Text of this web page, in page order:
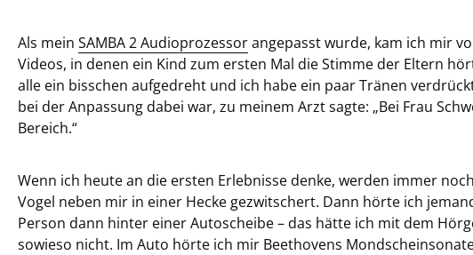
Als mein SAMBA 2 Audioprozessorangepasst wurde, kam ich mir
Videos, in denen ein Kind zum ersten Mal die Stimme der Eltern
alle ein bisschen aufgedreht und ich habe ein paar Tränen
bei der Anpassung dabei war, zu meinem Arzt sagte: „Bei Frau
Bereich.“
Wenn ich heute an die ersten Erlebnisse denke, werden immer
Vogel neben mir in einer Hecke gezwitschert. Dann hörte ich
Person dann hinter einer Autoscheibe – das hätte ich mit dem
sowieso nicht. Im Auto hörte ich mir Beethovens